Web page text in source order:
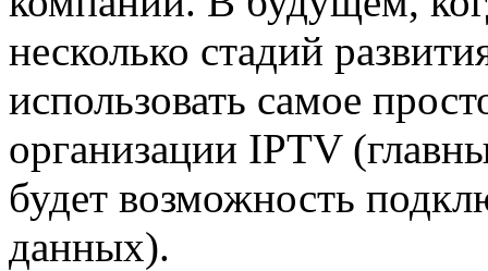
несколько стадий
использовать самое
организации IPTV
будет возможность
данных).